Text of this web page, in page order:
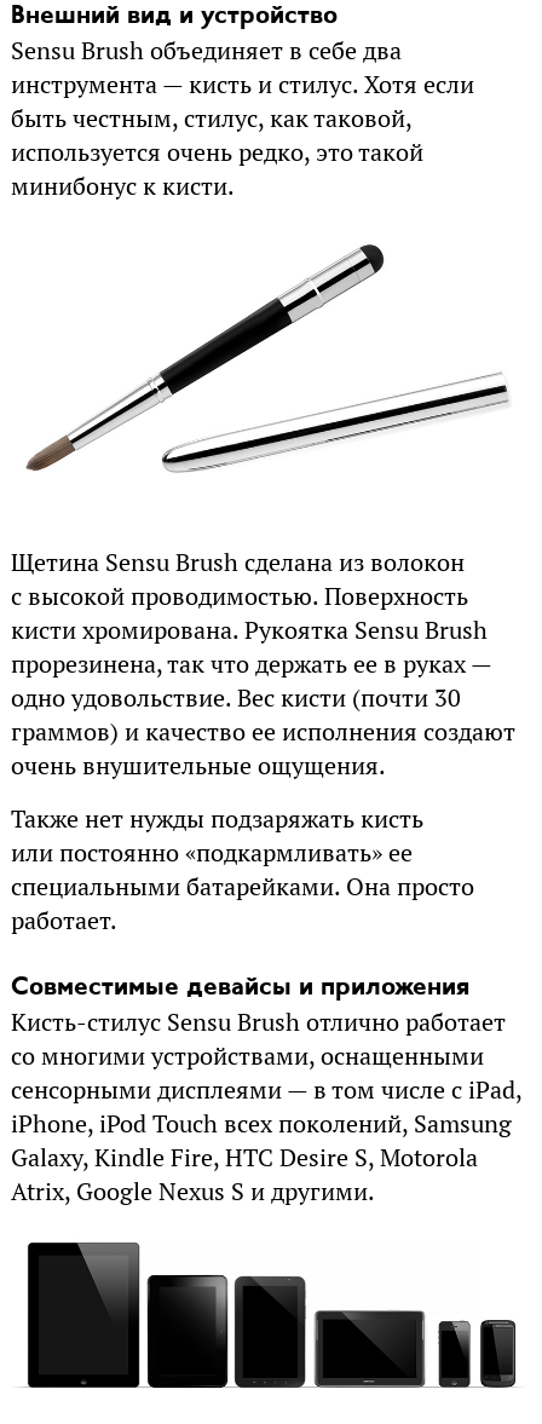
Внешний вид и устройство
Sensu Brush объединяет в себе два
инструмента — кисть и стилус. Хотя если
быть честным, стилус, как таковой,
используется очень редко, это такой
минибонус к кисти.
Щетина Sensu Brush сделана из волокон
с высокой проводимостью. Поверхность
кисти хромирована. Рукоятка Sensu Brush
прорезинена, так что держать ее в руках —
одно удовольствие. Вес кисти (почти 30
граммов) и качество ее исполнения создают
очень внушительные ощущения.
Также нет нужды подзаряжать кисть
или постоянно «подкармливать» ее
специальными батарейками. Она просто
работает.
Совместимые девайсы и приложения
Кисть-стилус Sensu Brush отлично работает
со многими устройствами, оснащенными
сенсорными дисплеями — в том числе с iPad,
iPhone, iPod Touch всех поколений, Samsung
Galaxy, Kindle Fire, HTC Desire S, Motorola
Atrix, Google Nexus S и другими.